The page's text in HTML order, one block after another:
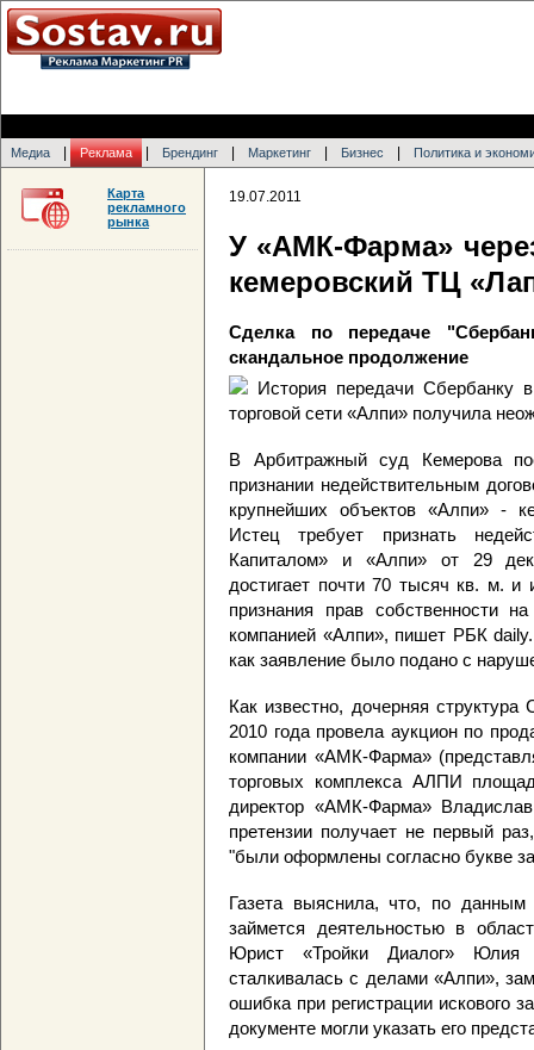
Медиа Реклама Брендинг Маркетинг Бизнес Политика и
19.07.2011
У «АМК-Фарма»
кемеровский ТЦ
Сделка по передаче
скандальное продолжение
История передачи Сбербанку
торговой сети «Алпи» получила
В Арбитражный суд Кемерова
признании недействительным
крупнейших объектов «Алпи» -
Истец требует признать
Капиталом» и «Алпи» от 29
достигает почти 70 тысяч кв. м. и
признания прав собственности
компанией «Алпи», пишет РБК
как заявление было подано с
Как известно, дочерняя
2010 года провела аукцион по
компании «АМК-Фарма»
торговых комплекса АЛПИ
директор «АМК-Фарма»
претензии получает не первый
"были оформлены согласно букве
Газета выяснила, что, по
займется деятельностью в
Юрист «Тройки Диалог»
сталкивалась с делами «Алпи»,
ошибка при регистрации искового
документе могли указать его
Карта
рекламного
рынка